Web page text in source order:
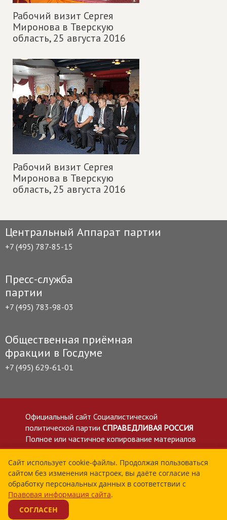
Рабочий визит Сергея
Миронова в Тверскую
область,25 августа 2016
Рабочий визит Сергея
Миронова в Тверскую
область,25 августа 2016
Центральный Аппарат партии
+7 (495) 787-85-15
Пресс-служба
партии
+7 (495) 783-98-03
Общественная приёмная
фракции в Госдуме
+7 (495) 629-61-01
Официальный сайт Социалистической
политической партии СПРАВЕДЛИВАЯ РОССИЯ
Полное или частичное копирование материалов
приветствуется со ссылкой на сайт spravedlivo.ru
Политика в отношении обработки персональных
данных
Все материалы сайта spravedlivo.ru доступны по
лицензии Creative Commons Attribution 4.0 International
Сайт использует cookie-файлы. Продолжая пользоваться
сайтом без изменения настроек, вы даёте согласие на
обработку персональных данных в соответствии с
Правовая информация сайта.
СОГЛАСЕН